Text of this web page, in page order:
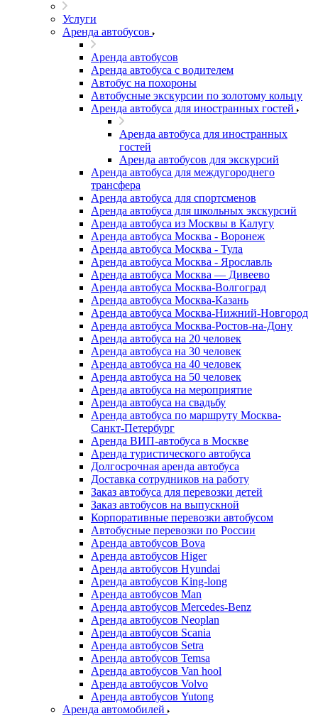
Услуги
Аренда автобусов
Аренда автобусов
Аренда автобуса с водителем
Автобус на похороны
Автобусные экскурсии по золотому кольцу
Аренда автобуса для иностранных гостей
Аренда автобуса для иностранных
гостей
Аренда автобусов для экскурсий
Аренда автобуса для междугороднего
трансфера
Аренда автобуса для спортсменов
Аренда автобуса для школьных экскурсий
Аренда автобуса из Москвы в Калугу
Аренда автобуса Москва - Воронеж
Аренда автобуса Москва - Тула
Аренда автобуса Москва - Ярославль
Аренда автобуса Москва — Дивеево
Аренда автобуса Москва-Волгоград
Аренда автобуса Москва-Казань
Аренда автобуса Москва-Нижний-Новгород
Аренда автобуса Москва-Ростов-на-Дону
Аренда автобуса на 20 человек
Аренда автобуса на 30 человек
Аренда автобуса на 40 человек
Аренда автобуса на 50 человек
Аренда автобуса на мероприятие
Аренда автобуса на свадьбу
Аренда автобуса по маршруту Москва-
Санкт-Петербург
Аренда ВИП-автобуса в Москве
Аренда туристического автобуса
Долгосрочная аренда автобуса
Доставка сотрудников на работу
Заказ автобуса для перевозки детей
Заказ автобусов на выпускной
Корпоративные перевозки автобусом
Автобусные перевозки по России
Аренда автобусов Bova
Аренда автобусов Higer
Аренда автобусов Hyundai
Аренда автобусов King-long
Аренда автобусов Man
Аренда автобусов Mercedes-Benz
Аренда автобусов Neoplan
Аренда автобусов Scania
Аренда автобусов Setra
Аренда автобусов Temsa
Аренда автобусов Van hool
Аренда автобусов Volvo
Аренда автобусов Yutong
Аренда автомобилей